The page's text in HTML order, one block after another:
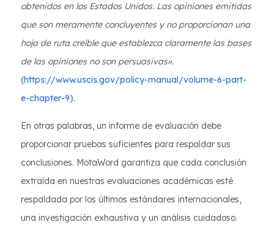
obtenidos en los Estados Unidos. Las opiniones emitidas
que son meramente concluyentes y no proporcionan una
hoja de ruta creíble que establezca claramente las bases
de las opiniones no son persuasivas».
(https://www.uscis.gov/policy-manual/volume-6-part-
e-chapter-9).
En otras palabras, un informe de evaluación debe
proporcionar pruebas suficientes para respaldar sus
conclusiones. MotaWord garantiza que cada conclusión
extraída en nuestras evaluaciones académicas esté
respaldada por los últimos estándares internacionales,
una investigación exhaustiva y un análisis cuidadoso.